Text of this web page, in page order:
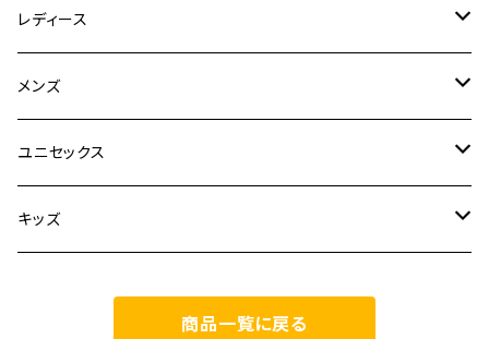
レディース
CLANE
TOPS
BOTTOMS
TEN.
ETRE TOKYO
メンズ
FUJITO
TOPS
CURLY
ユニセックス
20/80
キッズ
商品一覧に戻る